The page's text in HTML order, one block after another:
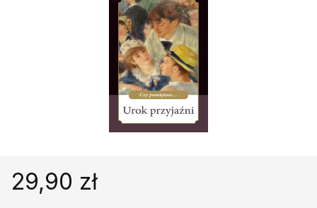
Książki obcojęzyczne
Poradniki, leksykony...
Promocja
29,90 zł